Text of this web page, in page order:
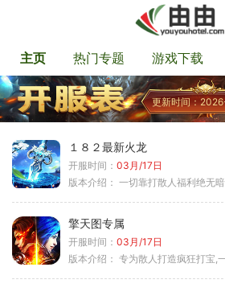
主页 热门专题 游戏下载
更新时间：
１８２最新火龙
开服时间： 03月/17日
版本介绍： 一切靠打散人福利绝无
擎天图专属
开服时间： 03月/17日
版本介绍： 专为散人打造疯狂打宝,